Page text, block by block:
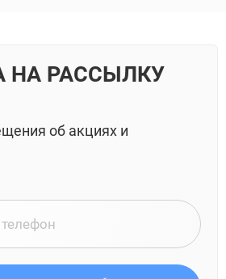
НА РАССЫЛКУ
об акциях и